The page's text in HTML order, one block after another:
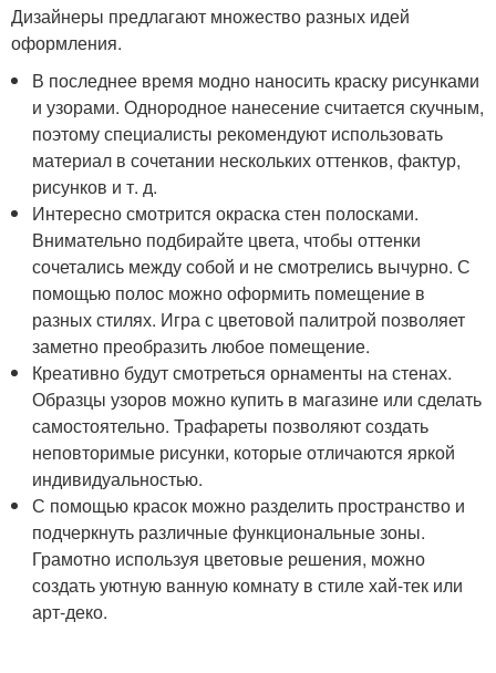
Дизайнеры предлагают множество разных идей
оформления.
В последнее время модно наносить краску рисунками
и узорами. Однородное нанесение считается скучным,
поэтому специалисты рекомендуют использовать
материал в сочетании нескольких оттенков, фактур,
рисунков и т. д.
Интересно смотрится окраска стен полосками.
Внимательно подбирайте цвета, чтобы оттенки
сочетались между собой и не смотрелись вычурно. С
помощью полос можно оформить помещение в
разных стилях. Игра с цветовой палитрой позволяет
заметно преобразить любое помещение.
Креативно будут смотреться орнаменты на стенах.
Образцы узоров можно купить в магазине или сделать
самостоятельно. Трафареты позволяют создать
неповторимые рисунки, которые отличаются яркой
индивидуальностью.
С помощью красок можно разделить пространство и
подчеркнуть различные функциональные зоны.
Грамотно используя цветовые решения, можно
создать уютную ванную комнату в стиле хай-тек или
арт-деко.